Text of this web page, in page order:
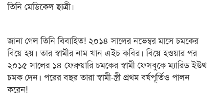
তিনি মেডিকেল ছাত্রী।
জানা গেল তিনি বিবাহিত! ২০১৪ সালের নভেম্বর মাসে চমকের
বিয়ে হয়। তার স্বামীর নাম খান এইচ কবির। বিয়ে হওয়ার পর
২০১৫ সালের ১৪ ফেব্রুয়ারি চমকের স্বামী ফেসবুকে ম্যারিড ইউথ
চমক দেন। পরের বছর তারা স্বামী-স্ত্রী প্রথম বর্ষপূর্তিও পালন
করেন!